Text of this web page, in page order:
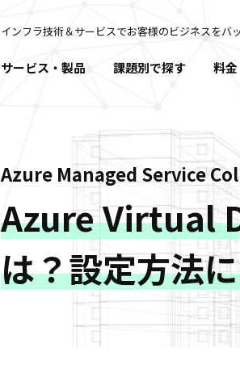
インフラ技術＆サービスでお客様のビジネスをバ
サービス・製品 課題別で探す 料金
Azure Managed Service
Azure Virtual
は？設定方法